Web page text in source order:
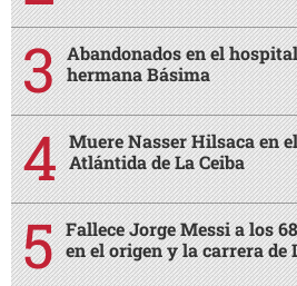
Abandonados en el
hermana Básima
Muere Nasser Hilsaca en
Atlántida de La Ceiba
Fallece Jorge Messi a los
en el origen y la carrera de